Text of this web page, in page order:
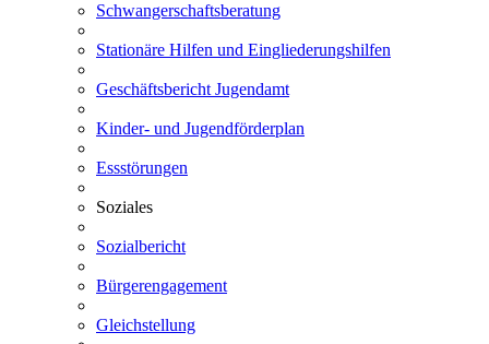
Schwangerschaftsberatung
Stationäre Hilfen und Eingliederungshilfen
Geschäftsbericht Jugendamt
Kinder- und Jugendförderplan
Essstörungen
Soziales
Sozialbericht
Bürgerengagement
Gleichstellung